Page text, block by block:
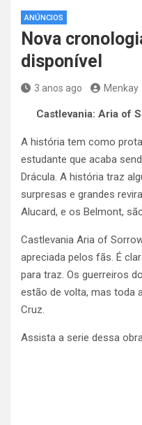
ANÚNCIOS
Nova
disponível
3 anos ago Menkay
Castlevania: Aria of
A história tem como
estudante que acaba
Drácula. A história traz
surpresas e grandes
Alucard, e os Belmont,
Castlevania Aria of
apreciada pelos fãs. É
para traz. Os guerreiros
estão de volta, mas toda
Cruz.
Assista a serie dessa